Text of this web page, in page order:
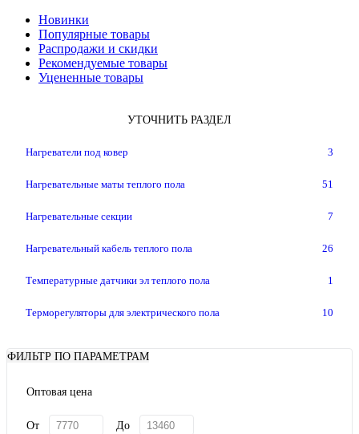
Новинки
Популярные товары
Распродажи и скидки
Рекомендуемые товары
Уцененные товары
УТОЧНИТЬ РАЗДЕЛ
Нагреватели под ковер 3
Нагревательные маты теплого пола 51
Нагревательные секции 7
Нагревательный кабель теплого пола 26
Температурные датчики эл теплого пола 1
Терморегуляторы для электрического пола 10
ФИЛЬТР ПО ПАРАМЕТРАМ
Оптовая цена
От До